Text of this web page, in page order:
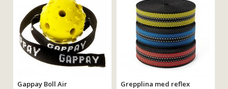
Gappay Boll Air Grepplina med reflex